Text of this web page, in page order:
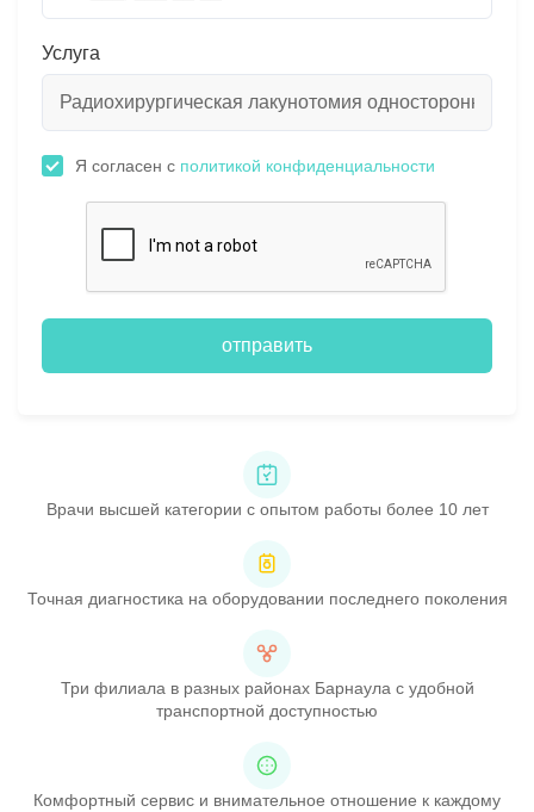
Врачи высшей категории с опытом работы более 10 лет
Точная диагностика на оборудовании последнего поколения
Три филиала в разных районах Барнаула с удобной
транспортной доступностью
Комфортный сервис и внимательное отношение к каждому
Услуга
Я согласен с политикой конфиденциальности
отправить